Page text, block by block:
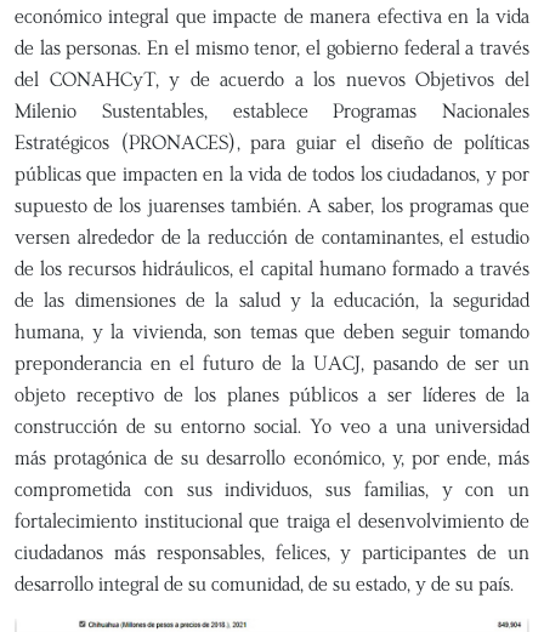
económico integral que impacte de manera efectiva en la vida
de las personas. En el mismo tenor, el gobierno federal a través
del CONAHCyT, y de acuerdo a los nuevos Objetivos del
Milenio Sustentables, establece Programas Nacionales
Estratégicos (PRONACES), para guiar el diseño de políticas
públicas que impacten en la vida de todos los ciudadanos, y por
supuesto de los juarenses también. A saber, los programas que
versen alrededor de la reducción de contaminantes, el estudio
de los recursos hidráulicos, el capital humano formado a través
de las dimensiones de la salud y la educación, la seguridad
humana, y la vivienda, son temas que deben seguir tomando
preponderancia en el futuro de la UACJ, pasando de ser un
objeto receptivo de los planes públicos a ser líderes de la
construcción de su entorno social. Yo veo a una universidad
más protagónica de su desarrollo económico, y, por ende, más
comprometida con sus individuos, sus familias, y con un
fortalecimiento institucional que traiga el desenvolvimiento de
ciudadanos más responsables, felices, y participantes de un
desarrollo integral de su comunidad, de su estado, y de su país.